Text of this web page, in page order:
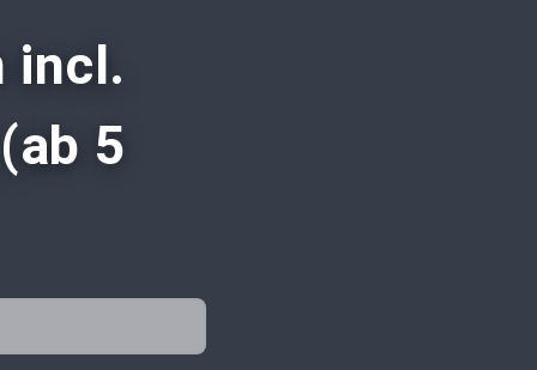
incl.
5